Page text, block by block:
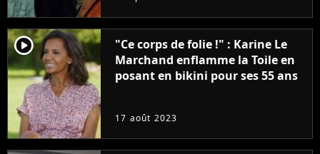
complètement
player2
"Ce corps de folie !" : Karine Le
Marchand enflamme la Toile en
posant en bikini pour ses 55 ans
17 août 2023